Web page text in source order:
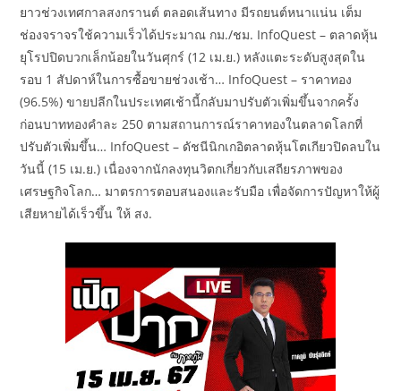
ยาวช่วงเทศกาลสงกรานต์ ตลอดเส้นทาง มีรถยนต์หนาแน่น เต็ม
ช่องจราจรใช้ความเร็วได้ประมาณ กม./ชม. InfoQuest – ตลาดหุ้น
ยุโรปปิดบวกเล็กน้อยในวันศุกร์ (12 เม.ย.) หลังแตะระดับสูงสุดใน
รอบ 1 สัปดาห์ในการซื้อขายช่วงเช้า… InfoQuest – ราคาทอง
(96.5%) ขายปลีกในประเทศเช้านี้กลับมาปรับตัวเพิ่มขึ้นจากครั้ง
ก่อนบาททองคำละ 250 ตามสถานการณ์ราคาทองในตลาดโลกที่
ปรับตัวเพิ่มขึ้น… InfoQuest – ดัชนีนิกเกอิตลาดหุ้นโตเกียวปิดลบใน
วันนี้ (15 เม.ย.) เนื่องจากนักลงทุนวิตกเกี่ยวกับเสถียรภาพของ
เศรษฐกิจโลก… มาตรการตอบสนองและรับมือ เพื่อจัดการปัญหาให้ผู้
เสียหายได้เร็วขึ้น ให้ สง.